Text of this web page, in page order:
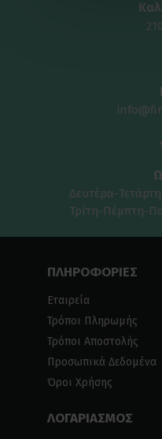
Δευτέρα-
Τρίτη-Πέμπτη-
ΠΛΗΡΟΦΟΡΙΕΣ
Εταιρεία
Τρόποι Πληρωμής
Τρόποι Αποστολής
Προσωπικά Δεδομένα
Όροι Χρήσης
ΛΟΓΑΡΙΑΣΜΟΣ